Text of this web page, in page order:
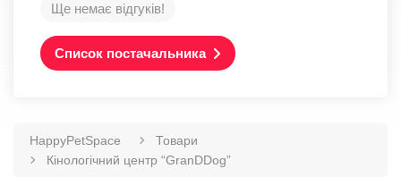
Ще немає відгуків!
Список постачальника
HappyPetSpace
Товари
Кінологічний центр “GranDDog”